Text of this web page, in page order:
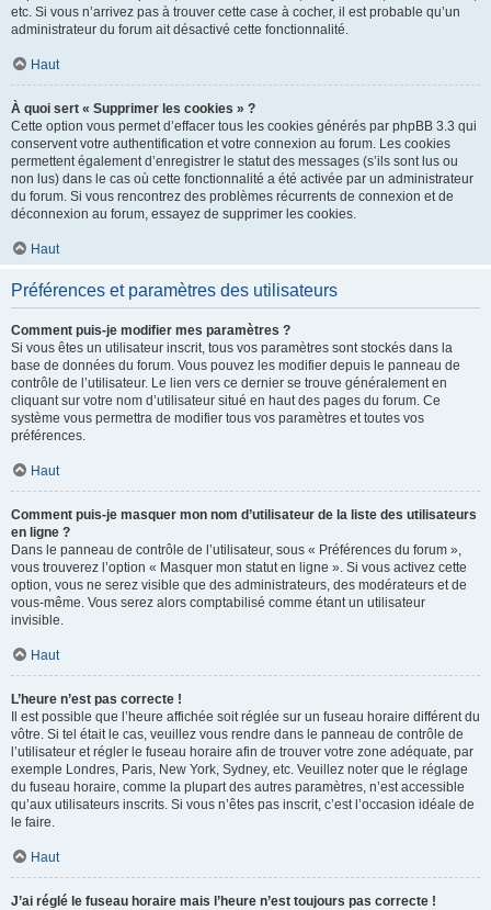
etc. Si vous n’arrivez pas à trouver cette case à cocher, il est probable qu’un
administrateur du forum ait désactivé cette fonctionnalité.
Haut
À quoi sert « Supprimer les cookies » ?
Cette option vous permet d’effacer tous les cookies générés par phpBB 3.3 qui
conservent votre authentification et votre connexion au forum. Les cookies
permettent également d’enregistrer le statut des messages (s’ils sont lus ou
non lus) dans le cas où cette fonctionnalité a été activée par un administrateur
du forum. Si vous rencontrez des problèmes récurrents de connexion et de
déconnexion au forum, essayez de supprimer les cookies.
Haut
Préférences et paramètres des utilisateurs
Comment puis-je modifier mes paramètres ?
Si vous êtes un utilisateur inscrit, tous vos paramètres sont stockés dans la
base de données du forum. Vous pouvez les modifier depuis le panneau de
contrôle de l’utilisateur. Le lien vers ce dernier se trouve généralement en
cliquant sur votre nom d’utilisateur situé en haut des pages du forum. Ce
système vous permettra de modifier tous vos paramètres et toutes vos
préférences.
Haut
Comment puis-je masquer mon nom d’utilisateur de la liste des utilisateurs
en ligne ?
Dans le panneau de contrôle de l’utilisateur, sous « Préférences du forum »,
vous trouverez l’option « Masquer mon statut en ligne ». Si vous activez cette
option, vous ne serez visible que des administrateurs, des modérateurs et de
vous-même. Vous serez alors comptabilisé comme étant un utilisateur
invisible.
Haut
L’heure n’est pas correcte !
Il est possible que l’heure affichée soit réglée sur un fuseau horaire différent du
vôtre. Si tel était le cas, veuillez vous rendre dans le panneau de contrôle de
l’utilisateur et régler le fuseau horaire afin de trouver votre zone adéquate, par
exemple Londres, Paris, New York, Sydney, etc. Veuillez noter que le réglage
du fuseau horaire, comme la plupart des autres paramètres, n’est accessible
qu’aux utilisateurs inscrits. Si vous n’êtes pas inscrit, c’est l’occasion idéale de
le faire.
Haut
J’ai réglé le fuseau horaire mais l’heure n’est toujours pas correcte !